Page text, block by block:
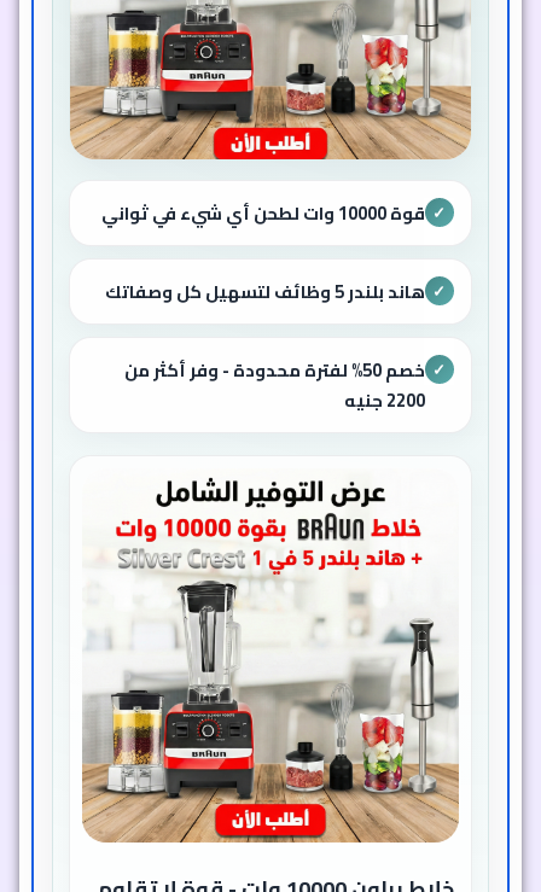
✓ قوة 10000 وات لطحن أي شيء في ثوانٍ
✓
هاند بلندر 5 في 1 بملحقات متعددة
الاستخدامات
✓ خصم 50% على عرض لا يقاوم
خلاط براون 10000 وات - قوة
استثنائية
موتور تورنيدو بقوة 10000 وات يطحن الفواكه
والخضروات والثلج والحبوب بكل سهولة. مثالي
للعصائر، السموذي، والخلطات اليومية.
كابات متينة تتحمل الاستخدام اليومي